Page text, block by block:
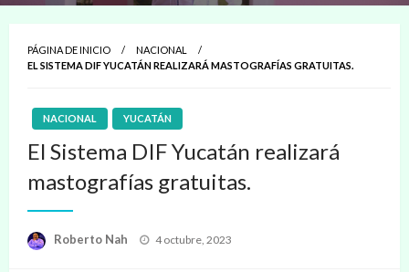
PÁGINA DE INICIO
NACIONAL
EL SISTEMA DIF YUCATÁN REALIZARÁ MASTOGRAFÍAS GRATUITAS.
NACIONAL YUCATÁN
El Sistema DIF Yucatán realizará
mastografías gratuitas.
Roberto Nah
Publicado
4 octubre, 2023